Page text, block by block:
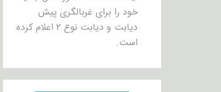
خود را برای غربالگری پیش
دیابت و دیابت نوع ۲ اعلام کرده
است.